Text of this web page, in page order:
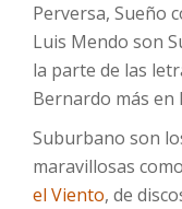
Perversa, Sueño
Luis Mendo son
la parte de las
Bernardo más en
Suburbano son
maravillosas como
el Viento, de